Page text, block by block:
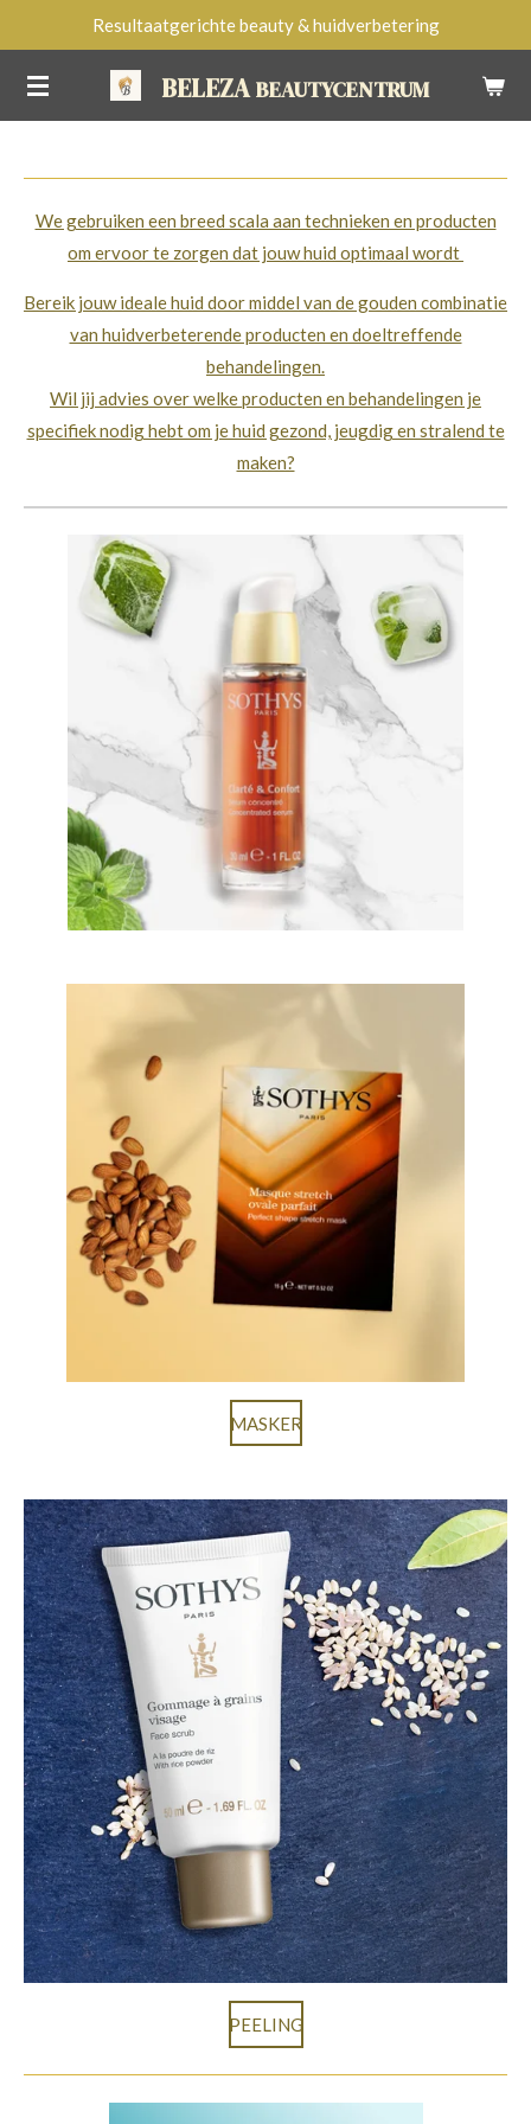
naar
de
BELEZABEAUTYCENTRUM
Resultaatgerichte beauty & huidverbetering
We gebruiken een breed scala aan technieken en producten
om ervoor te zorgen dat jouw huid optimaal wordt
Bereik jouw ideale huid door middel van de gouden combinatie
van huidverbeterende producten en doeltreffende
behandelingen.
Wil jij advies over welke producten en behandelingen je
specifiek nodig hebt om je huid gezond, jeugdig en stralend te
maken?
MASKER
PEELING